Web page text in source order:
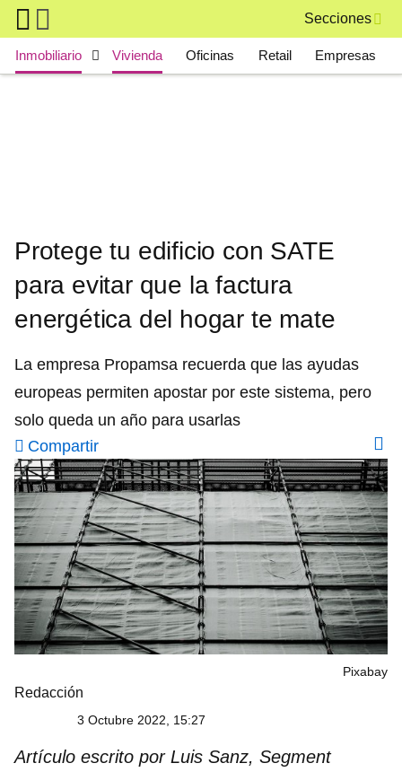
Skip to main content
Secciones
Main navigation
Inmobiliario Vivienda Oficinas Retail Empresas
Protege tu edificio con SATE
para evitar que la factura
energética del hogar te mate
La empresa Propamsa recuerda que las ayudas
europeas permiten apostar por este sistema, pero
solo queda un año para usarlas
Compartir
Pixabay
Redacción
3 Octubre 2022, 15:27
Artículo escrito por Luis Sanz, Segment